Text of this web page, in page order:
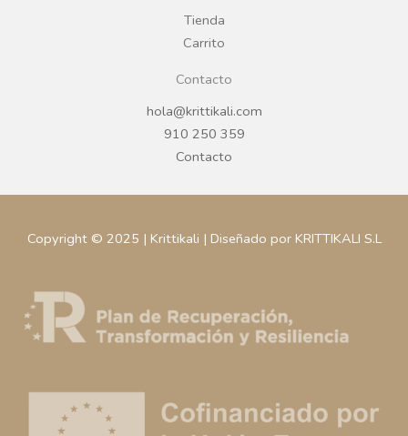
Tienda
Carrito
Contacto
hola@krittikali.com
910 250 359
Contacto
Copyright © 2025 | Krittikali | Diseñado por KRITTIKALI S.L